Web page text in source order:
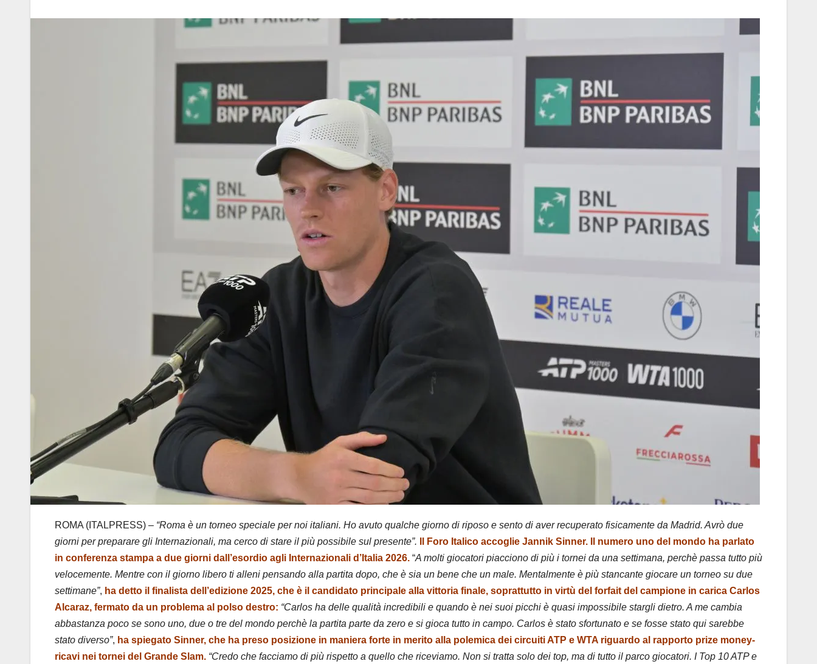
ROMA (ITALPRESS) – “Roma è un torneo speciale per noi italiani. Ho avuto qualche giorno di riposo e sento di aver recuperato fisicamente da Madrid. Avrò due
giorni per preparare gli Internazionali, ma cerco di stare il più possibile sul presente”.
Il Foro Italico accoglie Jannik Sinner. Il numero uno del mondo ha parlato
in conferenza stampa a due giorni dall’esordio agli Internazionali d’Italia 2026. “A molti giocatori piacciono di più i tornei da una settimana, perchè passa tutto più
velocemente. Mentre con il giorno libero ti alleni pensando alla partita dopo, che è sia un bene che un male. Mentalmente è più stancante giocare un torneo su due
settimane”, ha detto il finalista dell’edizione 2025, che è il candidato principale alla vittoria finale, soprattutto in virtù del forfait del campione in carica Carlos
Alcaraz, fermato da un problema al polso destro: “Carlos ha delle qualità incredibili e quando è nei suoi picchi è quasi impossibile stargli dietro. A me cambia
abbastanza poco se sono uno, due o tre del mondo perchè la partita parte da zero e si gioca tutto in campo. Carlos è stato sfortunato e se fosse stato qui sarebbe
stato diverso”, ha spiegato Sinner, che ha preso posizione in maniera forte in merito alla polemica dei circuiti ATP e WTA riguardo al rapporto prize money-
ricavi nei tornei del Grande Slam. “Credo che facciamo di più rispetto a quello che riceviamo. Non si tratta solo dei top, ma di tutto il parco giocatori. I Top 10 ATP e